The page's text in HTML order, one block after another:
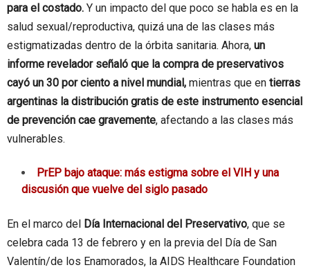
para el costado. Y un impacto del que poco se habla es en la
salud sexual/reproductiva, quizá una de las clases más
estigmatizadas dentro de la órbita sanitaria. Ahora, un
informe revelador señaló que la compra de preservativos
cayó un 30 por ciento a nivel mundial, mientras que en tierras
argentinas la distribución gratis de este instrumento esencial
de prevención cae gravemente, afectando a las clases más
vulnerables.
PrEP bajo ataque: más estigma sobre el VIH y una
discusión que vuelve del siglo pasado
En el marco del Día Internacional del Preservativo, que se
celebra cada 13 de febrero y en la previa del Día de San
Valentín/de los Enamorados, la AIDS Healthcare Foundation